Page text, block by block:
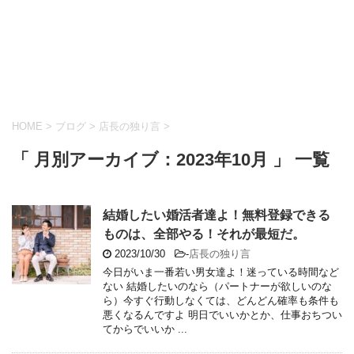
HOME > ブログ > 店長の独り言 >
「 月別アーカイブ：2023年10月 」 一覧
結婚したい婚活者達よ！無料登録できる
ものは、全部やる！それが最短だ。
2023/10/30 -店長の独り言
今日がいま一番若い男女達よ！迷っている時間など
ない 結婚したいのなら（パートナーが欲しいのな
ら）今すぐ行動しなくては、どんどん確率も条件も
悪くなるんですよ 明日でいいかとか、仕事おちつい
てからでいいか ...